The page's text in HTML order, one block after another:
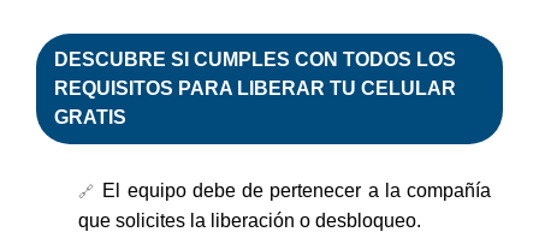
DESCUBRE SI CUMPLES CON TODOS LOS
REQUISITOS PARA LIBERAR TU CELULAR
GRATIS
El equipo debe de pertenecer a la compañía
que solicites la liberación o desbloqueo.